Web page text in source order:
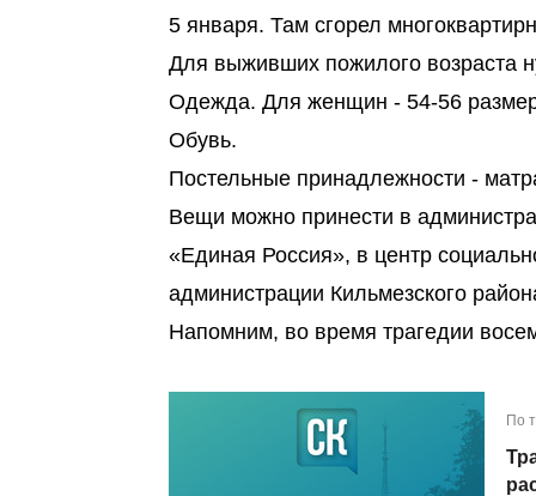
5 января. Там сгорел
Для выживших пожилого возраста
Одежда. Для женщин - 54-56
Обувь.
Постельные принадлежности -
Вещи можно принести в
«Единая Россия», в центр
администрации Кильмезского
Напомним, во время трагедии
По